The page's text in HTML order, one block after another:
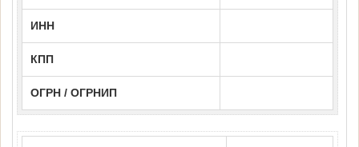
ИНН
КПП
ОГРН / ОГРНИП